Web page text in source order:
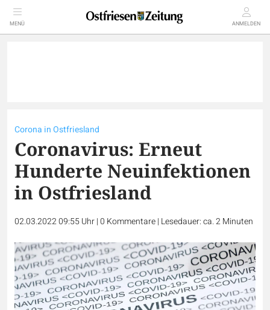
MENÜ ANMELDEN
Corona in Ostfriesland
Coronavirus: Erneut
Hunderte Neuinfektionen
in Ostfriesland
02.03.2022 09:55 Uhr|0 Kommentare| Lesedauer: ca. 2 Minuten